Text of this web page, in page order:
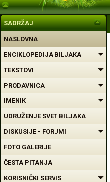
SADRŽAJ
NASLOVNA
ENCIKLOPEDIJA BILJAKA
TEKSTOVI
PRODAVNICA
IMENIK
UDRUŽENJE SVET BILJAKA
DISKUSIJE - FORUMI
FOTO GALERIJE
ČESTA PITANJA
KORISNIČKI SERVIS